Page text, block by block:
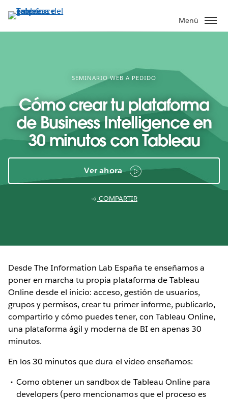
contenido
Menú
SEMINARIO WEB A PEDIDO
Cómo crear tu plataforma
de Business Intelligence en
30 minutos con Tableau
Ver ahora
COMPARTIR
Desde The Information Lab España te enseñamos a
poner en marcha tu propia plataforma de Tableau
Online desde el inicio: acceso, gestión de usuarios,
grupos y permisos, crear tu primer informe, publicarlo,
compartirlo y cómo puedes tener, con Tableau Online,
una plataforma ágil y moderna de BI en apenas 30
minutos.
En los 30 minutos que dura el video enseñamos:
Como obtener un sandbox de Tableau Online para
developers (pero mencionamos que el proceso es